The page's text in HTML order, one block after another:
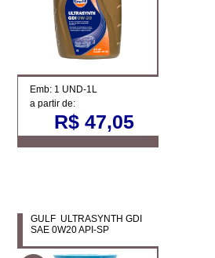
Emb: 1 UND-1L
a partir de:
R$ 47,05
GULF ULTRASYNTH GDI
SAE 0W20 API-SP